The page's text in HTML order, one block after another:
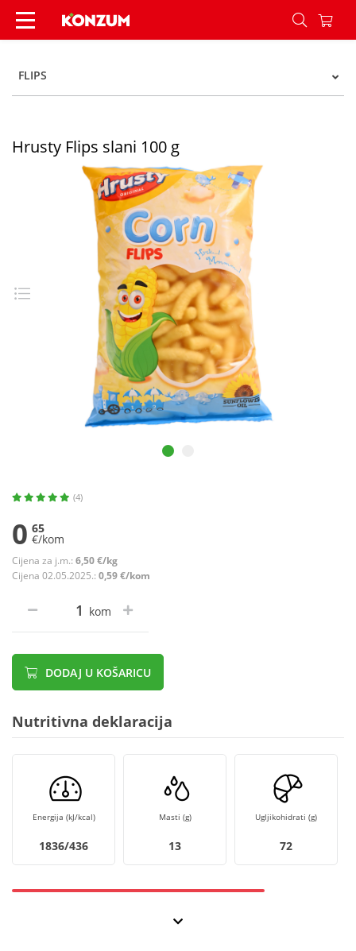
Hrusty Flips slani 100 g - Konzum
FLIPS
Hrusty Flips slani 100 g
(4)
0 65
€/kom
Cijena za j.m.: 6,50 €/kg
Cijena 02.05.2025.: 0,59 €/kom
kom
DODAJ U KOŠARICU
Nutritivna deklaracija
Energija (kJ/kcal)
1836/436
Masti (g)
13
Ugljikohidrati (g)
72